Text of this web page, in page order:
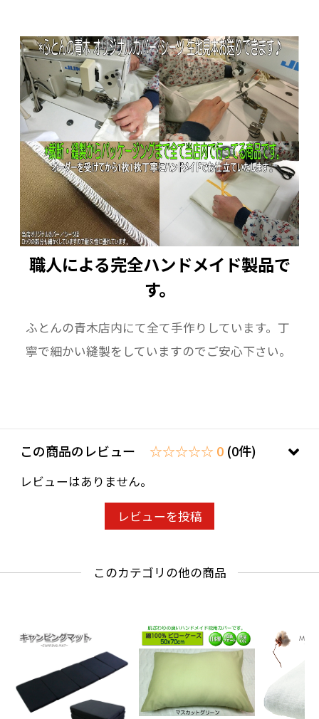
職人による完全ハンドメイド製品で
す。
ふとんの青木店内にて全て手作りしています。丁
寧で細かい縫製をしていますのでご安心下さい。
この商品のレビュー ☆☆☆☆☆ 0 (0件)
レビューはありません。
レビューを投稿
このカテゴリの他の商品